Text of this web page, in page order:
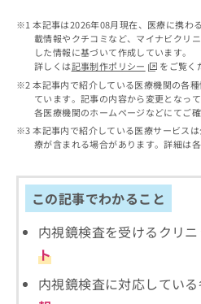
本記事は2026年08月現在、医療に携わ
載情報やクチコミなど、マイナビクリ
した情報に基づいて作成しています。
詳しくは記事制作ポリシー
をご覧く
本記事内で紹介している医療機関の各
ています。記事の内容から変更となっ
各医療機関のホームページなどにてご確
本記事内で紹介している医療サービス
療が含まれる場合があります。詳細は
この記事でわかること
内視鏡検査を受けるクリニ
ト
内視鏡検査に対応してい
ち
らは
マイ
ナビ
クリ
ニッ
ビサ
イト
への
お問
合せ
フォ
ーム
りま
せ
ち
資
ご
求
は
ら
ち
広
稿
問
合
わ
こ
お